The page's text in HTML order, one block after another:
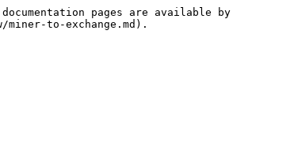
pages are available by
to-exchange.md).